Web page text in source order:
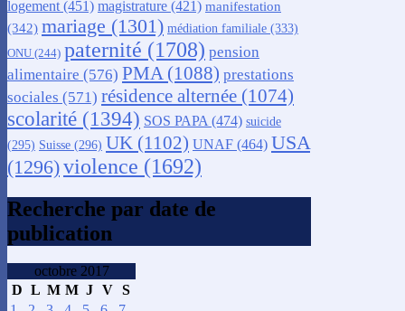
logement (451) magistrature (421) manifestation
(342) mariage (1301) médiation familiale (333)
ONU (244) paternité (1708) pension
alimentaire (576) PMA (1088) prestations
sociales (571) résidence alternée (1074)
scolarité (1394) SOS PAPA (474) suicide
(295) Suisse (296) UK (1102) UNAF (464) USA
(1296)violence (1692)
Recherche par date de
publication
octobre 2017
D L M M J V S